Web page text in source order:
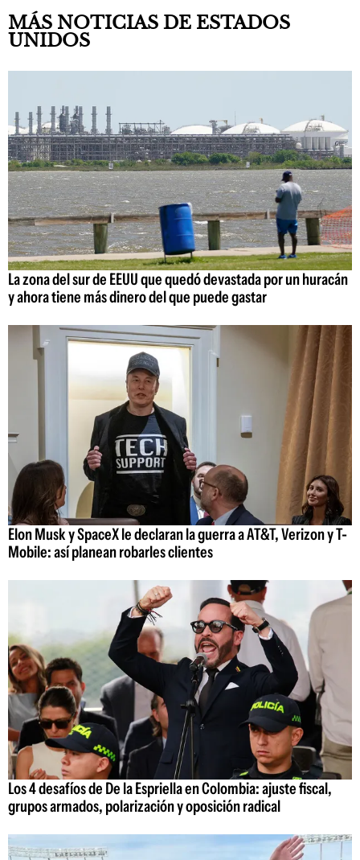
MÁS NOTICIAS DE ESTADOS
UNIDOS
La zona del sur de EEUU que quedó devastada por un huracán
y ahora tiene más dinero del que puede gastar
Elon Musk y SpaceX le declaran la guerra a AT&T, Verizon y T-
Mobile: así planean robarles clientes
Los 4 desafíos de De la Espriella en Colombia: ajuste fiscal,
grupos armados, polarización y oposición radical